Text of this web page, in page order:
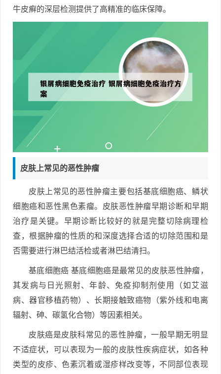
牛皮癣的深层检测提供了高精准的临床保障。
皮肤上常见的恶性肿瘤
皮肤上常见的恶性肿瘤主要包括基底细胞癌、鳞状
细胞癌和恶性黑色素瘤。皮肤恶性肿瘤早期诊断和早期
治疗是关键。早期诊断比较好的就是完整切除病理检
查，根据肿瘤的性质的和深度选择合适的切除范围和是
否需要进行淋巴结活检或者淋巴结清扫。
基底细胞癌 基底细胞癌是最常见的皮肤恶性肿瘤，
其发病与日光照射、年龄、免疫抑制剂使用（如艾滋
病、器官移植药物）、长期接触致癌物（紫外线和电离
辐射、砷、碳氢化合物）等因素相关。
皮肤癌是皮肤科常见的恶性肿瘤，一般早期无明显
不适症状，可以表现为一般的皮肤性疾病症状，如各种
类型的皮疹、色素沉着或湿疹样改变等，不同部位表现